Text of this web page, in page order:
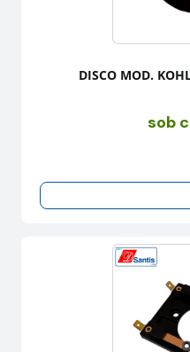
DISCO MOD.
sob